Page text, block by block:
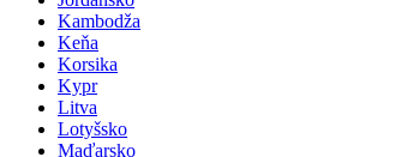
Kambodža
Keňa
Korsika
Kypr
Litva
Lotyšsko
Maďarsko